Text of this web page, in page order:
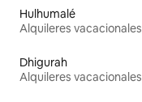
Hulhumalé
Alquileres vacacionales
Dhigurah
Alquileres vacacionales